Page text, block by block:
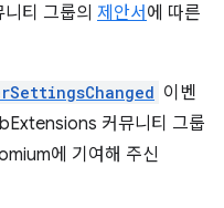
티 그룹의 제안서 에 따른
이벤
커뮤니티 그룹
에 기여해 주신